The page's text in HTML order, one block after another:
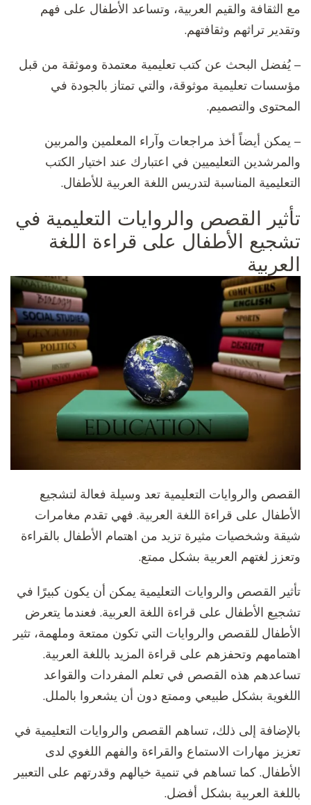
مع الثقافة والقيم العربية، وتساعد الأطفال على فهم
وتقدير تراثهم وثقافتهم.
– يُفضل البحث عن كتب تعليمية معتمدة وموثقة من قبل
مؤسسات تعليمية موثوقة، والتي تمتاز بالجودة في
المحتوى والتصميم.
– يمكن أيضاً أخذ مراجعات وآراء المعلمين والمربين
والمرشدين التعليميين في اعتبارك عند اختيار الكتب
التعليمية المناسبة لتدريس اللغة العربية للأطفال.
تأثير القصص والروايات التعليمية في
تشجيع الأطفال على قراءة اللغة
العربية
القصص والروايات التعليمية تعد وسيلة فعالة لتشجيع
الأطفال على قراءة اللغة العربية. فهي تقدم مغامرات
شيقة وشخصيات مثيرة تزيد من اهتمام الأطفال بالقراءة
وتعزز لغتهم العربية بشكل ممتع.
تأثير القصص والروايات التعليمية يمكن أن يكون كبيرًا في
تشجيع الأطفال على قراءة اللغة العربية. فعندما يتعرض
الأطفال للقصص والروايات التي تكون ممتعة وملهمة، تثير
اهتمامهم وتحفزهم على قراءة المزيد باللغة العربية.
تساعدهم هذه القصص في تعلم المفردات والقواعد
اللغوية بشكل طبيعي وممتع دون أن يشعروا بالملل.
بالإضافة إلى ذلك، تساهم القصص والروايات التعليمية في
تعزيز مهارات الاستماع والقراءة والفهم اللغوي لدى
الأطفال. كما تساهم في تنمية خيالهم وقدرتهم على التعبير
باللغة العربية بشكل أفضل.